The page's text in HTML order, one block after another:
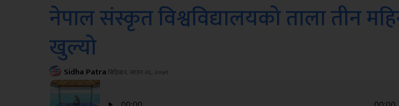
नेपाल संस्कृत विश्वविद्यालयको ताला तीन
खुल्यो
Sidha Patraबिहिबार, साउन २६, २०७९